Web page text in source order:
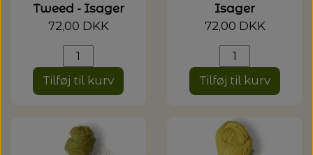
Tweed - Isager
72,00 DKK
Tilføj til kurv
Isager
72,00 DKK
Tilføj til kurv